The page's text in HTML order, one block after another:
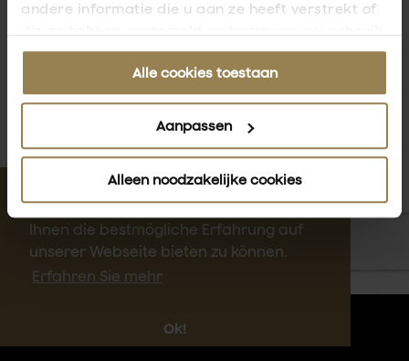
andere informatie die u aan ze heeft verstrekt of
van hun services. U gaat akkoord met onze
cookies als u onze website blijft gebruiken.
Alle cookies toestaan
Aanpassen
Alleen noodzakelijke cookies
Diese Webseite verwendet Cookies, um
Ihnen die bestmögliche Erfahrung auf
unserer Webseite bieten zu können.
Erfahren Sie mehr
Ok!